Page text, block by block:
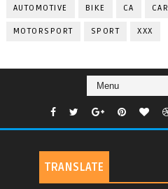
AUTOMOTIVE BIKE CA CAR
MOTORSPORT SPORT XXX
TRANSLATE